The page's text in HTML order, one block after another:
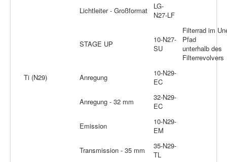
Lichtleiter - Großformat
LG-
N27-LF
STAGE UP
10-N27-
SU
Filterrad im
Pfad
unterhalb des
Filterrevolvers
Ti (N29) Anregung
10-N29-
EC
Anregung - 32 mm
32-N29-
EC
Emission
10-N29-
EM
Transmission - 35 mm
35-N29-
TL